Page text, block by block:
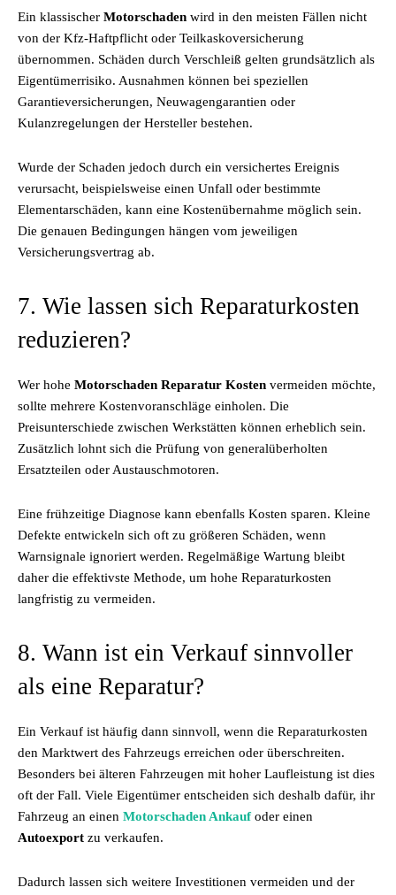
Ein klassischer Motorschaden wird in den meisten Fällen nicht
von der Kfz-Haftpflicht oder Teilkaskoversicherung
übernommen. Schäden durch Verschleiß gelten grundsätzlich als
Eigentümerrisiko. Ausnahmen können bei speziellen
Garantieversicherungen, Neuwagengarantien oder
Kulanzregelungen der Hersteller bestehen.
Wurde der Schaden jedoch durch ein versichertes Ereignis
verursacht, beispielsweise einen Unfall oder bestimmte
Elementarschäden, kann eine Kostenübernahme möglich sein.
Die genauen Bedingungen hängen vom jeweiligen
Versicherungsvertrag ab.
7. Wie lassen sich Reparaturkosten
reduzieren?
Wer hohe Motorschaden Reparatur Kosten vermeiden möchte,
sollte mehrere Kostenvoranschläge einholen. Die
Preisunterschiede zwischen Werkstätten können erheblich sein.
Zusätzlich lohnt sich die Prüfung von generalüberholten
Ersatzteilen oder Austauschmotoren.
Eine frühzeitige Diagnose kann ebenfalls Kosten sparen. Kleine
Defekte entwickeln sich oft zu größeren Schäden, wenn
Warnsignale ignoriert werden. Regelmäßige Wartung bleibt
daher die effektivste Methode, um hohe Reparaturkosten
langfristig zu vermeiden.
8. Wann ist ein Verkauf sinnvoller
als eine Reparatur?
Ein Verkauf ist häufig dann sinnvoll, wenn die Reparaturkosten
den Marktwert des Fahrzeugs erreichen oder überschreiten.
Besonders bei älteren Fahrzeugen mit hoher Laufleistung ist dies
oft der Fall. Viele Eigentümer entscheiden sich deshalb dafür, ihr
Fahrzeug an einen Motorschaden Ankaufoder einen
Autoexport zu verkaufen.
Dadurch lassen sich weitere Investitionen vermeiden und der